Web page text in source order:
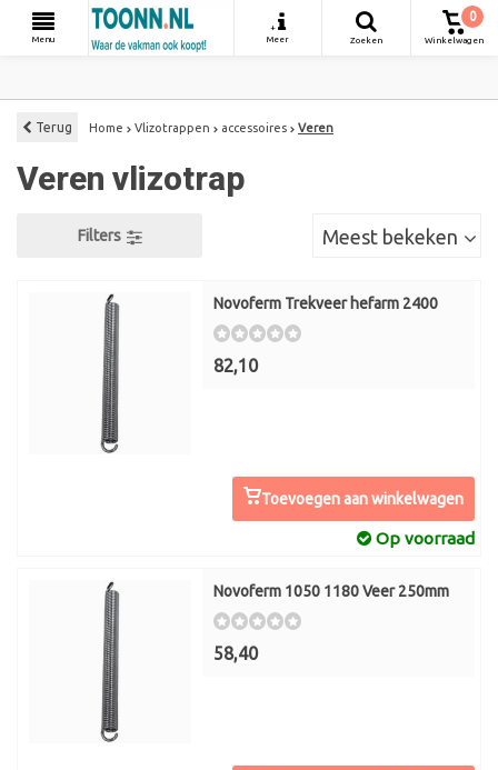
Menu
+
Meer
Zoeken
0
Winkelwagen
Terug Home Vlizotrappen accessoires Veren
Veren vlizotrap
Filters Meest bekeken
Novoferm Trekveer hefarm 2400
82,10
Toevoegen aan winkelwagen
Op voorraad
Novoferm 1050 1180 Veer 250mm
58,40